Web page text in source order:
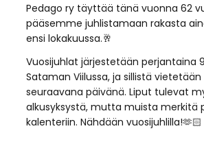
Pedago ry täyttää tänä vuonna 62
pääsemme juhlistamaan rakasta
ensi lokakuussa.🥂
Vuosijuhlat järjestetään perjantaina
Sataman Viilussa, ja sillistä
seuraavana päivänä. Liput tulevat
alkusyksystä, mutta muista merkitä
kalenteriin. Nähdään vuosijuhlilla!🫶🏻